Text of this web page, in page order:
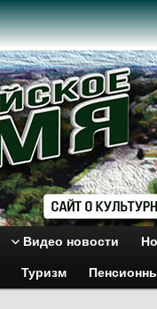
Видео новости
Туризм